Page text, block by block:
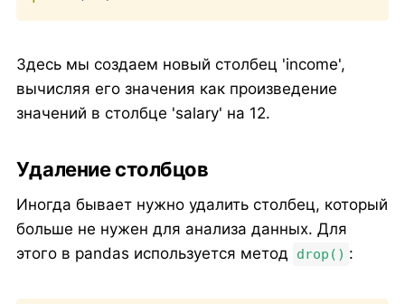
Здесь мы создаем новый столбец 'income',
вычисляя его значения как произведение
значений в столбце 'salary' на 12.
Удаление столбцов
Иногда бывает нужно удалить столбец, который
больше не нужен для анализа данных. Для
этого в pandas используется метод
drop() :